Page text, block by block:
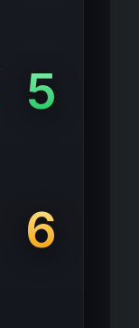
5
6